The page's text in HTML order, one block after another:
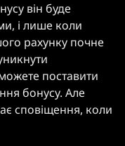
він буде
і лише коли
рахунку почне
поставити
бонусу. Але
сповіщення, коли